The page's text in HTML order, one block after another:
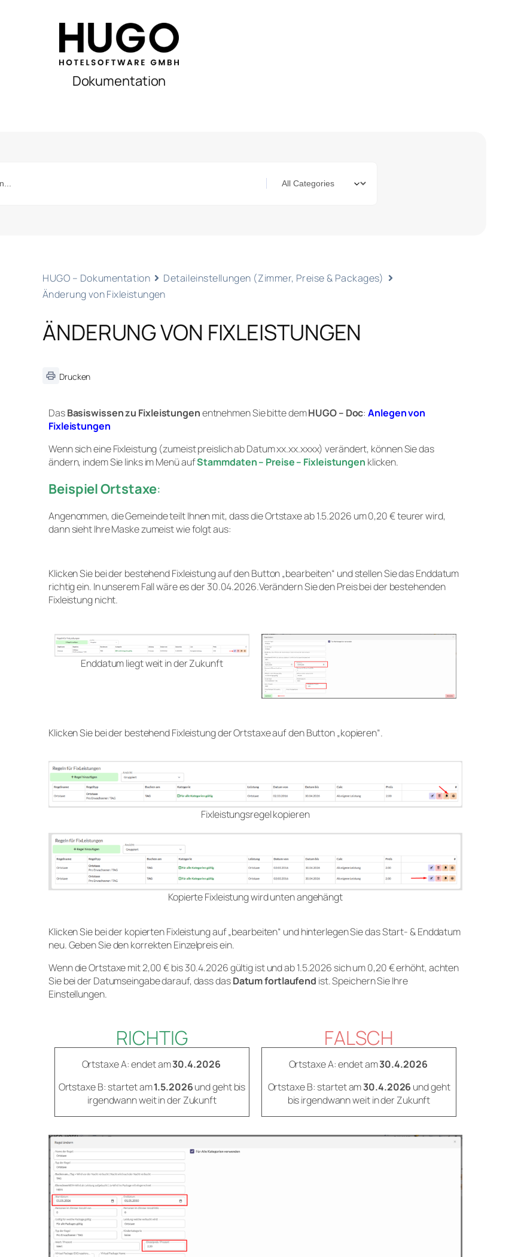
Dokumentation
HUGO – Dokumentation
Detaileinstellungen (Zimmer, Preise & Packages)
Änderung von Fixleistungen
ÄNDERUNG VON FIXLEISTUNGEN
Drucken
DasBasiswissenzu Fixleistungenentnehmen Sie bitte demHUGO – Doc:Anlegen von
Fixleistungen
Wenn sich eine Fixleistung (zumeist preislich ab Datum xx.xx.xxxx) verändert, können Sie das
ändern, indem Sie links im Menü aufStammdaten – Preise – Fixleistungen klicken.
Beispiel Ortstaxe:
Angenommen, die Gemeinde teilt Ihnen mit, dass die Ortstaxe ab 1.5.2026 um 0,20 € teurer wird,
dann sieht Ihre Maske zumeist wie folgt aus:
Klicken Sie bei der bestehend Fixleistung auf den Button „bearbeiten“ und stellen Sie das Enddatum
richtig ein. In unserem Fall wäre es der 30.04.2026.Verändern Sie den Preis bei der bestehenden
Fixleistung nicht.
Enddatum liegt weit in der Zukunft
Klicken Sie bei der bestehend Fixleistung der Ortstaxe auf den Button „kopieren“.
Fixleistungsregel kopieren
Kopierte Fixleistung wird unten angehängt
Klicken Sie bei der kopierten Fixleistung auf „bearbeiten“ und hinterlegen Sie das Start- & Enddatum
neu. Geben Sie den korrekten Einzelpreis ein.
Wenn die Ortstaxe mit 2,00 € bis 30.4.2026 gültig ist und ab 1.5.2026 sich um 0,20 € erhöht, achten
Sie bei der Datumseingabe darauf, dass dasDatum fortlaufend ist. Speichern Sie Ihre
Einstellungen.
RICHTIG
Ortstaxe A: endet am30.4.2026
Ortstaxe B: startet am1.5.2026und geht bis
irgendwann weit in der Zukunft
FALSCH
Ortstaxe A: endet am30.4.2026
Ortstaxe B: startet am30.4.2026 und geht
bis irgendwann weit in der Zukunft